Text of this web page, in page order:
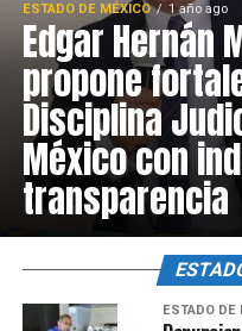
ESTADO DE MÉXICO 1 año ago
Edgar Hernán
propone
Disciplina
México con
transparencia
ESTADO DE